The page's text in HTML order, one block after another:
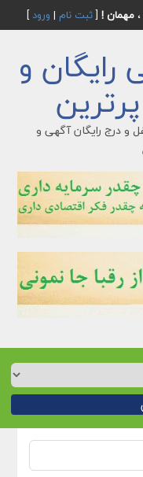
مهمان ![ثبت نام | ورود]
و
و درج رایگان آگهی و